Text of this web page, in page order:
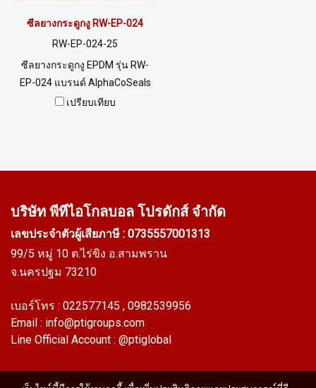
ซีลยางกระดูกงู RW-EP-024
RW-EP-024-25
ซีลยางกระดูกงู EPDM รุ่น RW-
EP-024 แบรนด์ AlphaCoSeals
เสริมเหล็ก แข็งแรง ทนทาน
มากกว่า 250 เมตร หรือต้องการ
LINE: @ptiglobal
เปรียบเทียบ
บริษัท พีทีไอโกลบอล โปรดักส์ จำกัด
เลขประจำตัวผู้เสียภาษี : 0735557001313
99/5 หมู่ 10 ต.ไร่ขิง อ.สามพราน
จ.นครปฐม 73210
เบอร์โทร : 022577145 , 0982539956
Email : info@ptigroups.com
Line Official Account : @ptiglobal